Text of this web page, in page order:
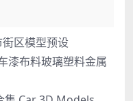
区模型预设
漆布料玻璃塑料金属